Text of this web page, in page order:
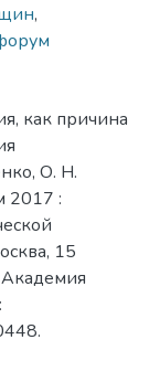
,
как причина
О. Н.
2017 :
15